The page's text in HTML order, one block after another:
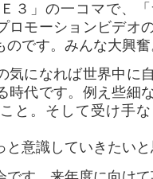
３」の一コマで、
ロモーションビデオ
のです。みんな大興
気になれば世界中に
時代です。例え些細
と。そして受け手
と意識していきたい